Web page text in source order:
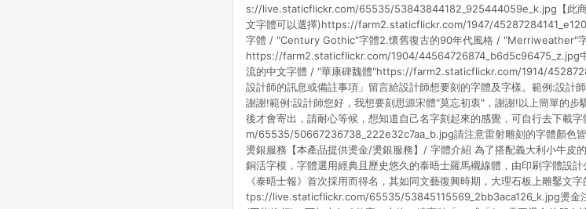
s://live.staticflickr.com/65535/53843844182_925444059e_k.jpg【此商
文字體可以選擇)https://farm2.staticflickr.com/1947/
字體 / "Century Gothic"字體2.懷舊復古的90年代風格 / "Merriweather"
https://farm2.staticflickr.com/1904/44564726874_b6d5c96475_z.jpg
流的中文字體 / "華康碑魏體"https://farm2.staticflickr.com/1914/
設計師的訊息或備註事項」留言給設計師想要刻的字體及字樣。範例:設計
謝謝!範例:設計師您好，我想要刻思源宋體"莫忘初衷"，謝謝!以上簡單的
後才會寄出，請耐心等候，想知道自己名字刻起來的感覺，可自行去下
m/65535/50667236738_222e32c7aa_b.jpg請注意雷射雕刻的字體顏色
燙銀服務【本產品提供燙金/燙銀服務】/ 字體介紹 為了搭配義大利小牛皮
銅活字模，字體選用經典且歷史悠久的泰晤士羅馬襯線體，由印刷字體設
《泰晤士報》首次採用而得名，其如同文藝復興時期，大理石板上雕鑿文
tps://live.staticflickr.com/65535/53845115569_2bb3aca126_k.jpg燙金